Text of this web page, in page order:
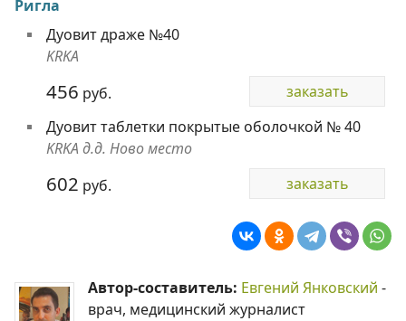
Ригла
Дуовит драже №40
KRKA
456 руб.
заказать
Дуовит таблетки покрытые оболочкой № 40
KRKA д.д. Ново место
602 руб. заказать
Автор-составитель: Евгений Янковский -
врач, медицинский журналист